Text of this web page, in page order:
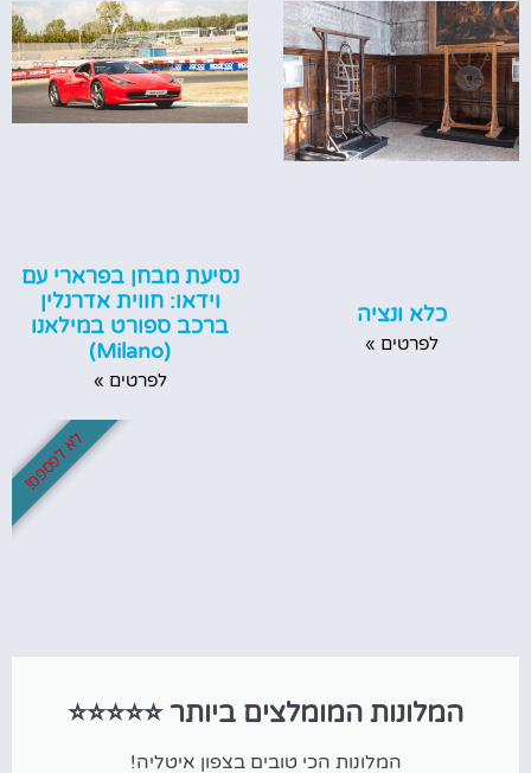
כלא ונציה
לפרטים »
נסיעת מבחן בפרארי עם
וידאו: חווית אדרנלין
ברכב ספורט במילאנו
(Milano)
לפרטים »
המלונות המומלצים ביותר ⭐⭐⭐⭐⭐
המלונות הכי טובים בצפון איטליה!
לא לפספס!